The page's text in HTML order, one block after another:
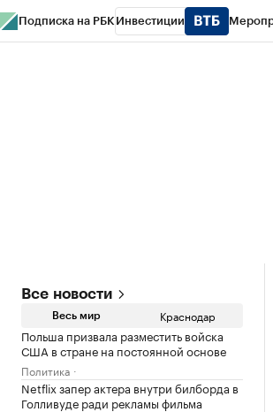
Подписка на РБК Инвестиции
Все новости
Весь мир Краснодар
Польша призвала разместить войска
США в стране на постоянной основе
Политика
Netflix запер актера внутри билборда в
Голливуде ради рекламы фильма